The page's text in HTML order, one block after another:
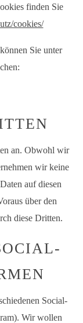
finden Sie
cookies/
Sie unter
an. Obwohl wir
wir keine
auf diesen
über den
diese Dritten.
Social-
Wir wollen